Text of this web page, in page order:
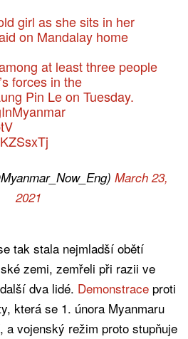
girl as she sits in her
on Mandalay home
at least three people
forces in the
Pin Le on Tuesday.
March 23,
2021
tak stala nejmladší obětí
zemi, zemřeli při razii ve
dva lidé. Demonstrace proti
která se 1. února Myanmaru
a vojenský režim proto stupňuje